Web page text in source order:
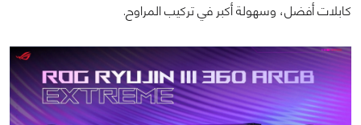
كابلات أفضل، وسهولة أكبر في تركيب المراوح.